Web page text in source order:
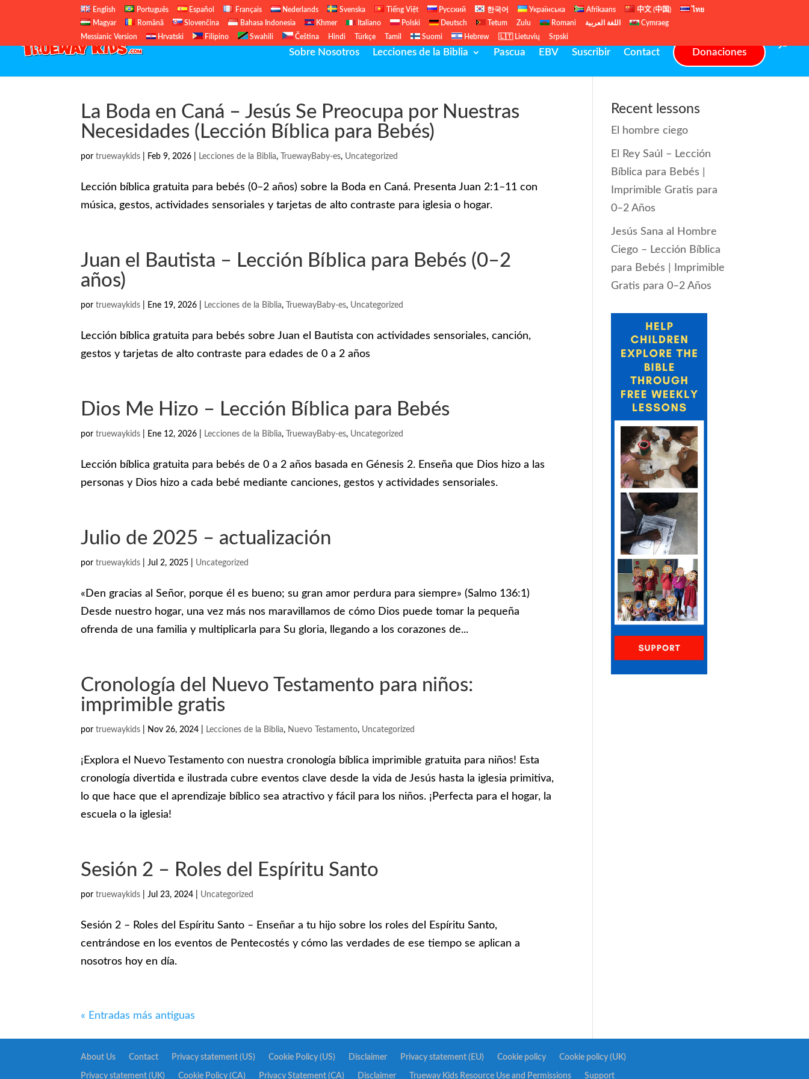
English Português Español Français Nederlands Svenska Tiếng Việt Русский 한국어 Українська Afrikaans 中文 (中国)
ไทย
Magyar
Română Slovenčina Bahasa Indonesia Khmer Italiano Polski Deutsch Tetum Zulu Romani اللغة العربية
Cymraeg
Messianic Version
Hrvatski Filipino Swahili Čeština Hindi Türkçe Tamil Suomi Hebrew 🇱🇹 Lietuvių Srpski
Sobre Nosotros Lecciones de la Biblia Pascua EBV Suscribir Contact Donaciones
La Boda en Caná – Jesús Se Preocupa por Nuestras
Necesidades (Lección Bíblica para Bebés)
portruewaykids Feb 9, 2026 Lecciones de la Biblia, TruewayBaby-es, Uncategorized
Lección bíblica gratuita para bebés (0–2 años) sobre la Boda en Caná. Presenta Juan 2:1–11 con
música, gestos, actividades sensoriales y tarjetas de alto contraste para iglesia o hogar.
Juan el Bautista – Lección Bíblica para Bebés (0–2
años)
portruewaykids Ene 19, 2026 Lecciones de la Biblia, TruewayBaby-es, Uncategorized
Lección bíblica gratuita para bebés sobre Juan el Bautista con actividades sensoriales, canción,
gestos y tarjetas de alto contraste para edades de 0 a 2 años
Dios Me Hizo – Lección Bíblica para Bebés
portruewaykids Ene 12, 2026 Lecciones de la Biblia, TruewayBaby-es, Uncategorized
Lección bíblica gratuita para bebés de 0 a 2 años basada en Génesis 2. Enseña que Dios hizo a las
personas y Dios hizo a cada bebé mediante canciones, gestos y actividades sensoriales.
Julio de 2025 – actualización
portruewaykids |Jul 2, 2025 Uncategorized
«Den gracias al Señor, porque él es bueno; su gran amor perdura para siempre» (Salmo 136:1)
Desde nuestro hogar, una vez más nos maravillamos de cómo Dios puede tomar la pequeña
ofrenda de una familia y multiplicarla para Su gloria, llegando a los corazones de...
Cronología del Nuevo Testamento para niños:
imprimible gratis
portruewaykids Nov 26, 2024 Lecciones de la Biblia, Nuevo Testamento, Uncategorized
¡Explora el Nuevo Testamento con nuestra cronología bíblica imprimible gratuita para niños! Esta
cronología divertida e ilustrada cubre eventos clave desde la vida de Jesús hasta la iglesia primitiva,
lo que hace que el aprendizaje bíblico sea atractivo y fácil para los niños. ¡Perfecta para el hogar, la
escuela o la iglesia!
Sesión 2 – Roles del Espíritu Santo
portruewaykids |Jul 23, 2024 Uncategorized
Sesión 2 – Roles del Espíritu Santo – Enseñar a tu hijo sobre los roles del Espíritu Santo,
centrándose en los eventos de Pentecostés y cómo las verdades de ese tiempo se aplican a
nosotros hoy en día.
« Entradas más antiguas
Recent lessons
El hombre ciego
El Rey Saúl – Lección
Bíblica para Bebés |
Imprimible Gratis para
0–2 Años
Jesús Sana al Hombre
Ciego – Lección Bíblica
para Bebés | Imprimible
Gratis para 0–2 Años
About Us Contact Privacy statement (US) Cookie Policy (US) Disclaimer Privacy statement (EU) Cookie policy Cookie policy (UK)
Privacy statement (UK) Cookie Policy (CA) Privacy Statement (CA) Disclaimer Trueway Kids Resource Use and Permissions Support